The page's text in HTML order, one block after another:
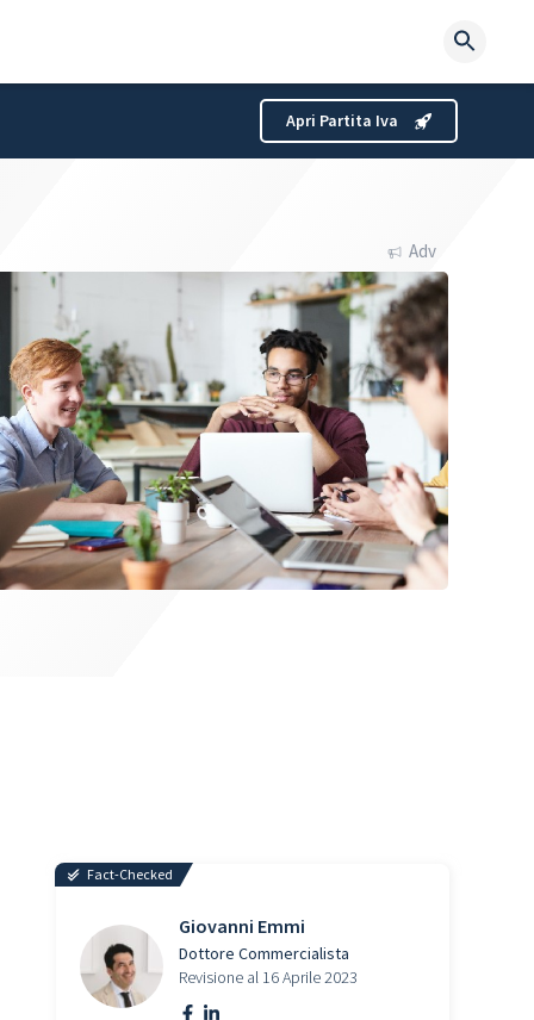
Apri Partita Iva
Adv
Fact-Checked
Giovanni Emmi
Dottore Commercialista
Revisione al 16 Aprile 2023